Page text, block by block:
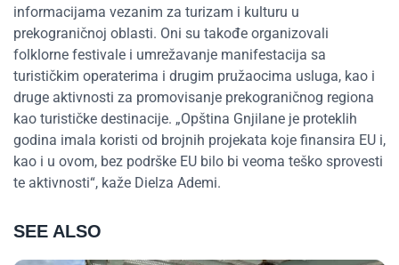
informacijama vezanim za turizam i kulturu u
prekograničnoj oblasti. Oni su takođe organizovali
folklorne festivale i umrežavanje manifestacija sa
turističkim operaterima i drugim pružaocima usluga, kao i
druge aktivnosti za promovisanje prekograničnog regiona
kao turističke destinacije. „Opština Gnjilane je proteklih
godina imala koristi od brojnih projekata koje finansira EU i,
kao i u ovom, bez podrške EU bilo bi veoma teško sprovesti
te aktivnosti“, kaže Dielza Ademi.
SEE ALSO